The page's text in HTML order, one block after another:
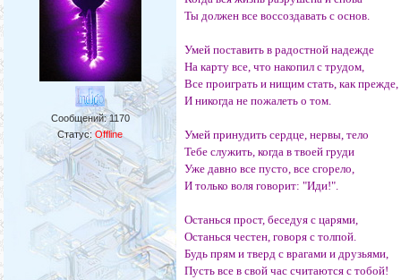
Сообщений:1170
Статус:Offline
Ты должен все воссоздавать с основ.
Умей поставить в радостной надежде
На карту все, что накопил с трудом,
Все проиграть и нищим стать, как прежде,
И никогда не пожалеть о том.
Умей принудить сердце, нервы, тело
Тебе служить, когда в твоей груди
Уже давно все пусто, все сгорело,
И только воля говорит: "Иди!".
Останься прост, беседуя с царями,
Останься честен, говоря с толпой.
Будь прям и тверд с врагами и друзьями,
Пусть все в свой час считаются с тобой!